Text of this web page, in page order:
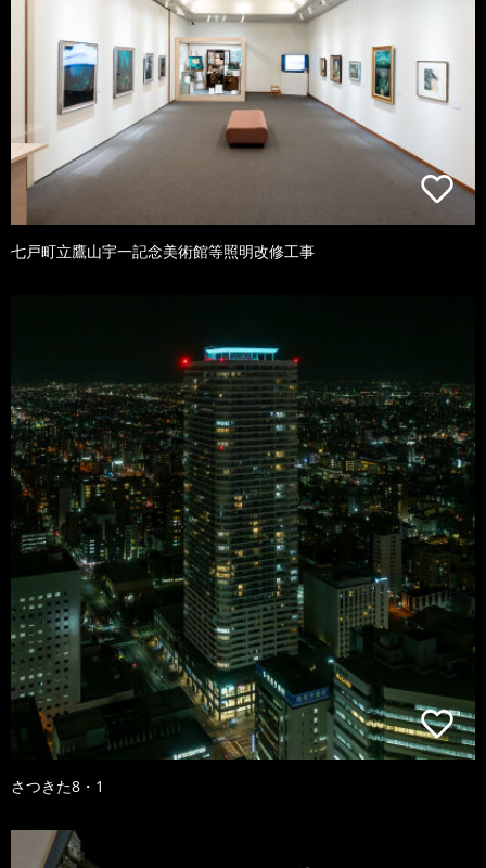
七戸町立鷹山宇一記念美術館等照明改修工事
さつきた8・1